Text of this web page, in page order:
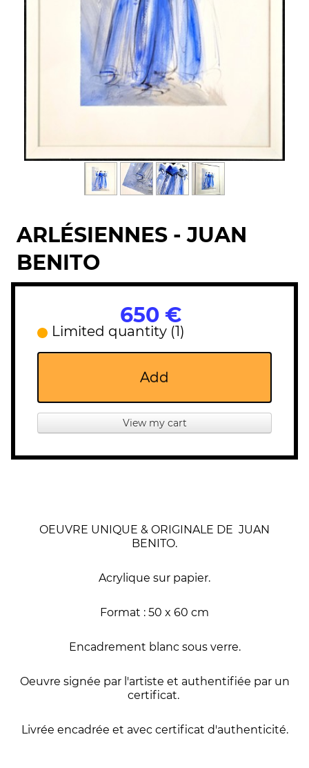
ARLÉSIENNES - JUAN
BENITO
650 €
Limited quantity (1)
Add
View my cart
OEUVRE UNIQUE & ORIGINALE DE JUAN
BENITO.
Acrylique sur papier.
Format : 50 x 60 cm
Encadrement blanc sous verre.
Oeuvre signée par l'artiste et authentifiée par un
certificat.
Livrée encadrée et avec certificat d'authenticité.